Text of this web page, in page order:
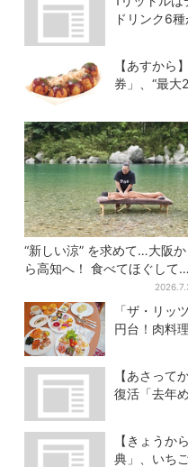
ドリンク6
【あすから
券」、“最大
“新しい涼” を求めて…大阪か
ら高知へ！ 食べてほぐして
「仁淀ブルー」でととのう体
験旅【2026夏最新版】
「ザ・リッ
円台！肉料
【あさって
復活「去年
【きょうか
典」、いち